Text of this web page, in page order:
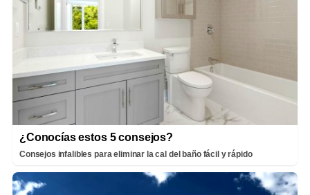
¿Conocías estos 5 consejos?
Consejos infalibles para eliminar la cal del baño fácil y rápido